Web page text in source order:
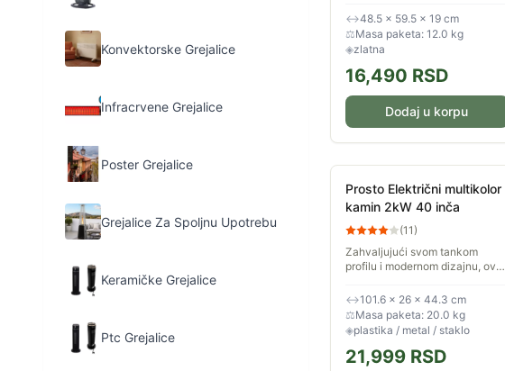
Konvektorske Grejalice
Infracrvene Grejalice
Poster Grejalice
Grejalice Za Spoljnu Upotrebu
Keramičke Grejalice
Ptc Grejalice
vašeg zida,...
↔48.5 × 59.5 × 19 cm
⚖Masa paketa: 12.0 kg
◈zlatna
16,490 RSD
Dodaj u korpu
Prosto Električni multikolor
kamin 2kW 40 inča
(11)
Zahvaljujući svom tankom
profilu i modernom dizajnu, ovaj
poput slike ili ponosno stajati na
sopstvenim nogarima u bilo...
↔101.6 × 26 × 44.3 cm
⚖Masa paketa: 20.0 kg
◈plastika / metal / staklo
21,999 RSD